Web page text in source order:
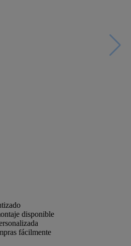
disponible
fácilmente